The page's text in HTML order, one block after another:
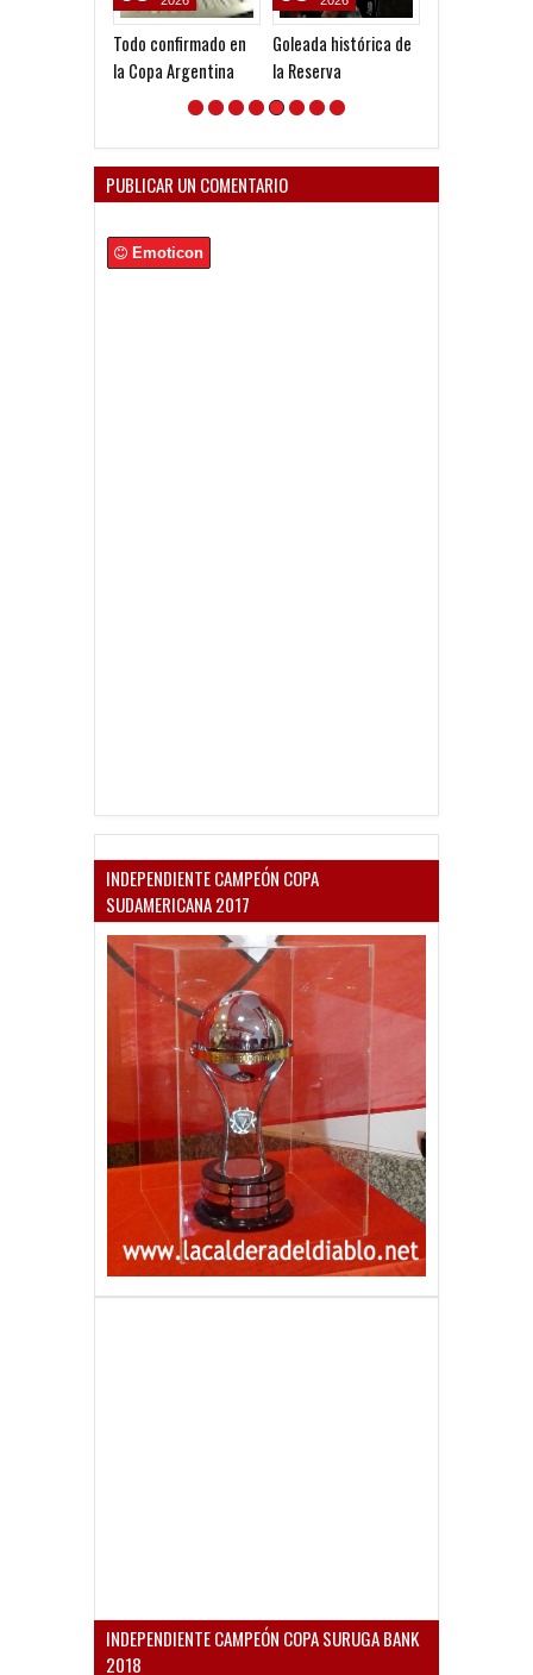
Todo confirmado en
la Copa Argentina
Goleada histórica de
la Reserva
PUBLICAR UN COMENTARIO
Emoticon
INDEPENDIENTE CAMPEÓN COPA
SUDAMERICANA 2017
INDEPENDIENTE CAMPEÓN COPA SURUGA BANK
2018